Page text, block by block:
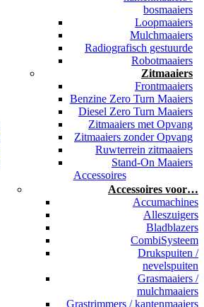
bosmaaiers
Loopmaaiers
Mulchmaaiers
Radiografisch gestuurde
Robotmaaiers
Zitmaaiers
Frontmaaiers
Benzine Zero Turn Maaiers
Diesel Zero Turn Maaiers
Zitmaaiers met Opvang
Zitmaaiers zonder Opvang
Ruwterrein zitmaaiers
Stand-On Maaiers
Accessoires
Accessoires voor…
Accumachines
Alleszuigers
Bladblazers
CombiSysteem
Drukspuiten /
nevelspuiten
Grasmaaiers /
mulchmaaiers
Grastrimmers / kantenmaaiers